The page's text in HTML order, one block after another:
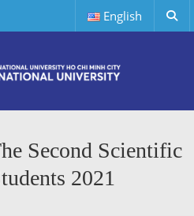
English
Second Scientific
2021